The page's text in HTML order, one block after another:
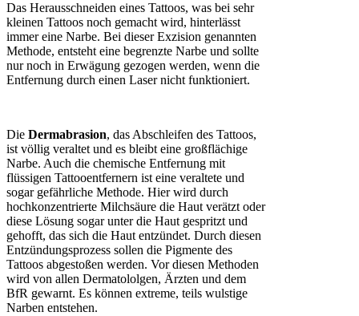
Das Herausschneiden eines Tattoos, was bei sehr
kleinen Tattoos noch gemacht wird, hinterlässt
immer eine Narbe. Bei dieser Exzision genannten
Methode, entsteht eine begrenzte Narbe und sollte
nur noch in Erwägung gezogen werden, wenn die
Entfernung durch einen Laser nicht funktioniert.
Die Dermabrasion, das Abschleifen des Tattoos,
ist völlig veraltet und es bleibt eine großflächige
Narbe. Auch die chemische Entfernung mit
flüssigen Tattooentfernern ist eine veraltete und
sogar gefährliche Methode. Hier wird durch
hochkonzentrierte Milchsäure die Haut verätzt oder
diese Lösung sogar unter die Haut gespritzt und
gehofft, das sich die Haut entzündet. Durch diesen
Entzündungsprozess sollen die Pigmente des
Tattoos abgestoßen werden. Vor diesen Methoden
wird von allen Dermatololgen, Ärzten und dem
BfR gewarnt. Es können extreme, teils wulstige
Narben entstehen.